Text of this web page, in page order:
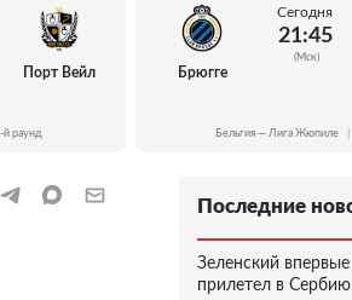
Порт Вейл
й раунд
Брюгге
Сегодня
21:45
(Мск)
Бельгия — Лига Жюпиле
Последние
Зеленский
прилетел в Сербию